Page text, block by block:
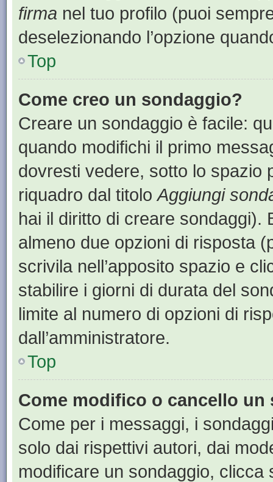
firma nel tuo profilo (puoi
deselezionando l’opzione
Top
Come creo un sondaggio?
Creare un sondaggio è facile:
quando modifichi il primo
dovresti vedere, sotto lo spazio
riquadro dal titoloAggiungi
hai il diritto di creare sondaggi).
almeno due opzioni di risposta
scrivila nell’apposito spazio e
stabilire i giorni di durata del
limite al numero di opzioni di
dall’amministratore.
Top
Come modifico o cancello un
Come per i messaggi, i
solo dai rispettivi autori, dai
modificare un sondaggio,